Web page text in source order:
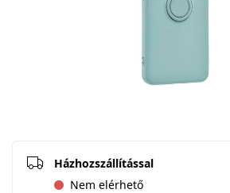
Házhozszállítással
Nem elérhető